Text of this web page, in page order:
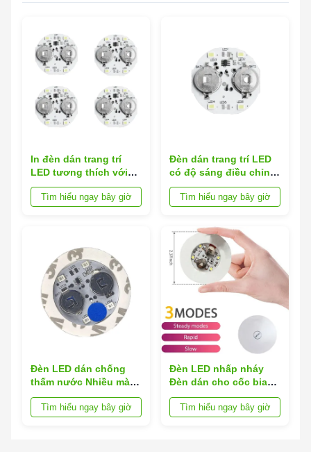
In đèn dán trang trí
LED tương thích với
đồ nội thất cung cấp
ánh sáng rực rỡ và
Tìm hiểu ngay bây giờ
Đèn dán trang trí LED
có độ sáng điều chỉnh
in được thiết kế để dễ
dàng áp dụng và chiếu
Tìm hiểu ngay bây giờ
Đèn LED dán chống
thấm nước Nhiều màu
cho chai rượu Kích
thước 4 × 40cm
Tìm hiểu ngay bây giờ
Đèn LED nhấp nháy
Đèn dán cho cốc bia
Chất liệu nhựa EVA Bọt
xốp OEM
Tìm hiểu ngay bây giờ